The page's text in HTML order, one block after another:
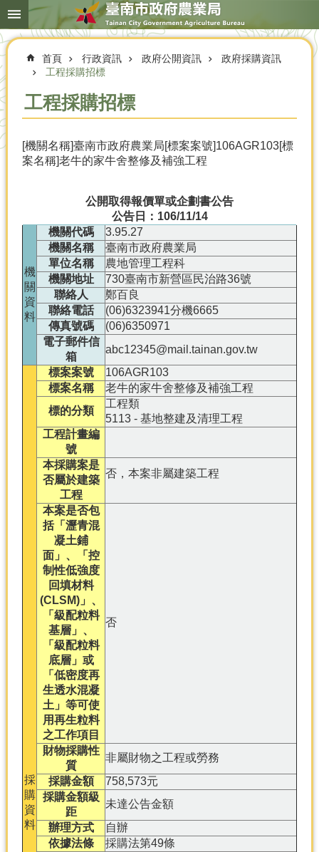
跳到主要內容區塊
搜
尋
進
簡
首頁 行政資訊 政府公開資訊
政府採購資訊
工程採購招標
工程採購招標
[機關名稱]臺南市政府農業局[標案案號]106AGR103[標
案名稱]老牛的家牛舍整修及補強工程
公開取得報價單或企劃書公告
公告日：106/11/14
機
關
資
料
機關代碼
3.95.27
機關名稱
臺南市政府農業局
單位名稱
農地管理工程科
機關地址
730臺南市新營區民治路36號
聯絡人
鄭百良
聯絡電話
(06)6323941分機6665
傳真號碼
(06)6350971
電子郵件信
箱
abc12345@mail.tainan.gov.tw
採
購
資
料
標案案號
106AGR103
標案名稱
老牛的家牛舍整修及補強工程
標的分類
工程類
5113 - 基地整建及清理工程
工程計畫編
號
本採購案是
否屬於建築
工程
否，本案非屬建築工程
本案是否包
括「瀝青混
凝土鋪
面」、「控
制性低強度
回填材料
(CLSM)」、
「級配粒料
基層」、
「級配粒料
底層」或
「低密度再
生透水混凝
土」等可使
用再生粒料
之工作項目
否
財物採購性
質
非屬財物之工程或勞務
採購金額
758,573元
採購金額級
距
未達公告金額
辦理方式
自辦
依據法條
採購法第49條